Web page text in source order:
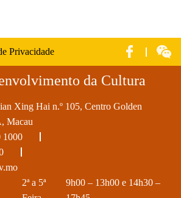
Privacidade
da Cultura
Xing Hai n.º 105, Centro Golden
Macau
1000
2ª a 5ª
9h00 – 13h00 e 14h30 –